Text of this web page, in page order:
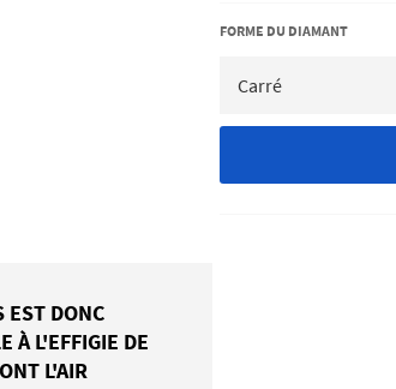
EST DONC
À L'EFFIGIE DE
L'AIR
FORME DU DIAMANT